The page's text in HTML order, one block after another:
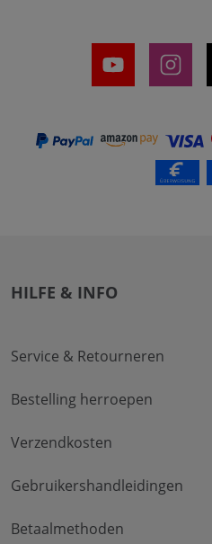
HILFE & INFO
Service & Retourneren
Bestelling herroepen
Verzendkosten
Gebruikershandleidingen
Betaalmethoden